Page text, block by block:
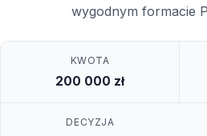
wygodnym formacie
KWOTA
200 000 zł
DECYZJA